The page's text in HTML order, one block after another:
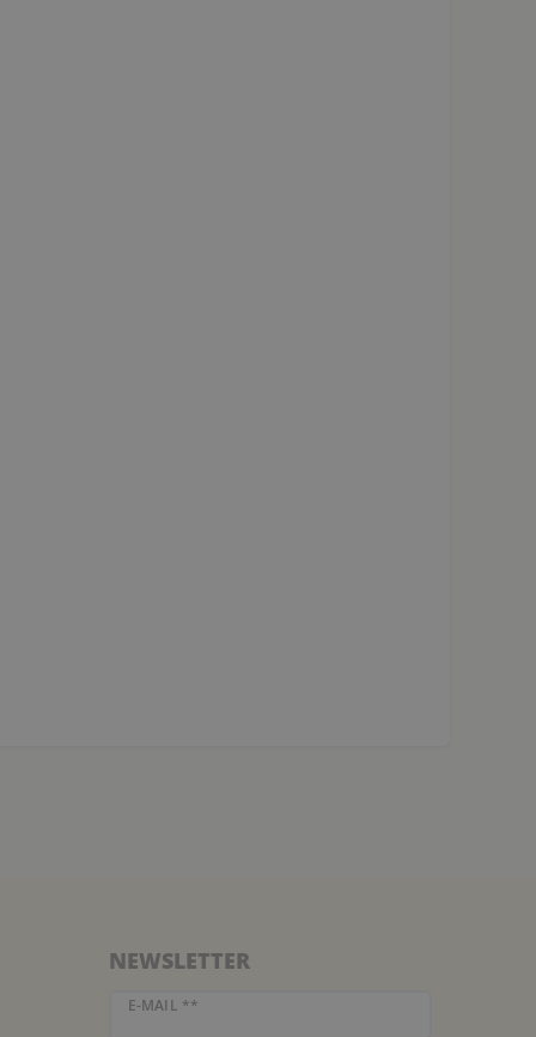
NEWSLETTER
E-MAIL **
Newsletter Honig